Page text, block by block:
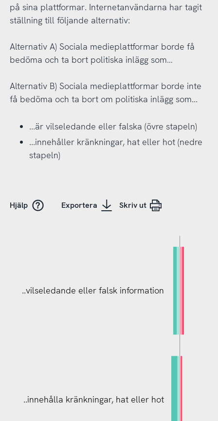
på sina plattformar. Internetanvändarna har tagit
ställning till följande alternativ:
Alternativ A) Sociala medieplattformar borde få
bedöma och ta bort politiska inlägg som…
Alternativ B) Sociala medieplattformar borde inte
få bedöma och ta bort om politiska inlägg som...
...är vilseledande eller falska (övre stapeln)
...innehåller kränkningar, hat eller hot (nedre
stapeln)
Hjälp Exportera Skriv ut
..vilseledande eller falsk information
..innehålla kränkningar, hat eller hot